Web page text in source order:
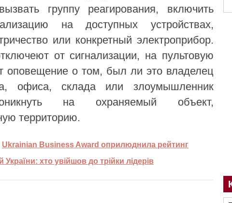
группу реагирования, включить
на доступных устройствах,
или конкретный электроприбор.
от сигнализации, на пультовую
оповещение о том, был ли это владелец
офиса, склада или злоумышленник
на охраняемый объект,
территорию.
Ukrainian Business Award оприлюднила рейтинг
України: хто увійшов до трійки лідерів